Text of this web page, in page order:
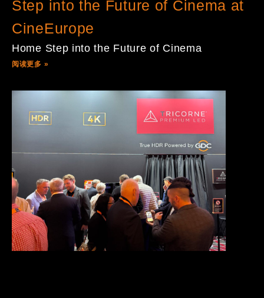
Step into the Future of Cinema at
CineEurope
Home Step into the Future of Cinema
阅读更多 »